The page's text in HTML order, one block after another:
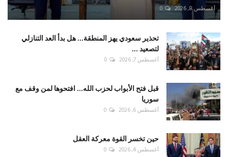
أغسطس 8, 2026 0
تحذير سعودي يهز المنطقة... هل بدأ العد التنازلي
لتصعيد ...
أغسطس 7, 2026 0
قبل فتح الأبواب لحزب الله... افتحوها لمن وقف مع
سوريا
أغسطس 6, 2026 0
حين تخسر القوة معركة العقل
أغسطس 4, 2026 0